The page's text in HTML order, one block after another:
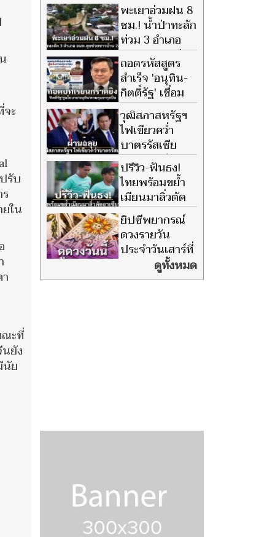
ะ
รับ
ใน
ณะที่
ยัง
นัย
พะเยาอ่วมฝน 8
ชม.! น้ำป่าทะลัก
ท่วม 3 อำเภอ
จนท.ปูพรมช่วย
ชาวบ้าน 24 ชม.ถอดรหัสสูตร
สำเร็จ 'อนุทิน-
กิตติ์รัฐ' เชื่อม
รัฐ-ประชาชน
ปกป้องพื้นที่เปราะบางทั่ว
ประเทศ
วุฒิสภาสหรัฐฯ
ไฟเขียวคว่ำ
บาตรรัสเซีย
เปิดทางเก็บภาษี
สูงสุด 100% ปรีวิว-ฟันธง!
ไทยพร้อมขย้ำ
เมียนมาลิ่วตัด
อาเซียนคัพ
ยิปซีพยากรณ์
ดวงรายวัน
ประจำวันเสาร์ที่
8 สิงหาคม
พ.ศ.2569
ดูทั้งหมด